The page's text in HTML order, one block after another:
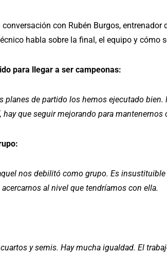
con Rubén Burgos, entrenador
habla sobre la final, el equipo y cómo
para llegar a ser campeonas:
planes de partido los hemos ejecutado
que seguir mejorando para mantenernos
nos debilitó como grupo. Es insustituible
al nivel que tendríamos con ella.
y semis. Hay mucha igualdad. El